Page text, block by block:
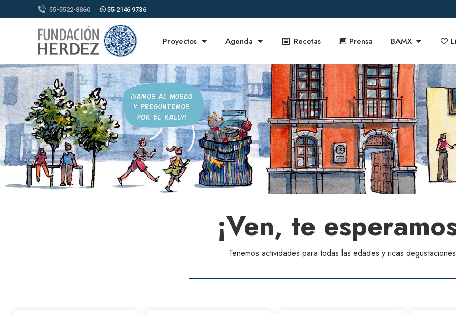
55-5522-8860 55 2146 9736
Proyectos Agenda Recetas Prensa BAMX
¡Ven, te
Tenemos actividades para todas las edades y ricas degustaciones